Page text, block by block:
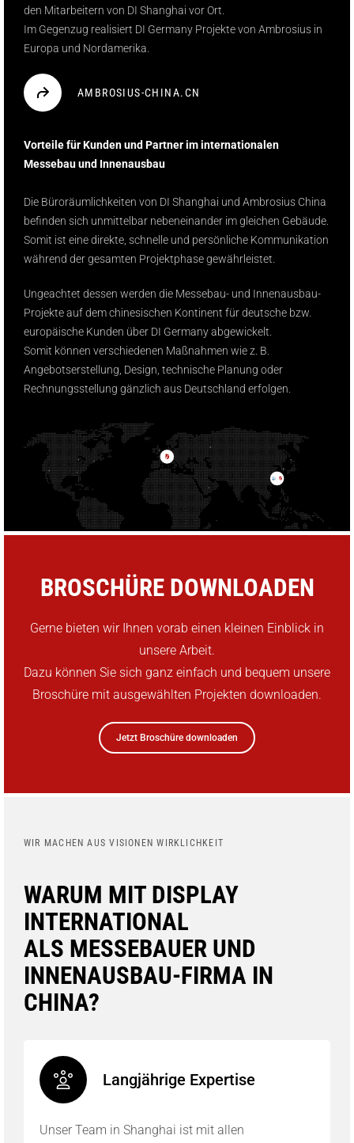
den Mitarbeitern von DI Shanghai vor Ort.
Im Gegenzug realisiert DI Germany Projekte von Ambrosius in
Europa und Nordamerika.
AMBROSIUS-CHINA.CN
Vorteile für Kunden und Partner im internationalen
Messebau und Innenausbau
Die Büroräumlichkeiten von DI Shanghai und Ambrosius China
befinden sich unmittelbar nebeneinander im gleichen Gebäude.
Somit ist eine direkte, schnelle und persönliche Kommunikation
während der gesamten Projektphase gewährleistet.
Ungeachtet dessen werden die Messebau- und Innenausbau-
Projekte auf dem chinesischen Kontinent für deutsche bzw.
europäische Kunden über DI Germany abgewickelt.
Somit können verschiedenen Maßnahmen wie z. B.
Angebotserstellung, Design, technische Planung oder
Rechnungsstellung gänzlich aus Deutschland erfolgen.
BROSCHÜRE DOWNLOADEN
Gerne bieten wir Ihnen vorab einen kleinen Einblick in
unsere Arbeit.
Dazu können Sie sich ganz einfach und bequem unsere
Broschüre mit ausgewählten Projekten downloaden.
Jetzt Broschüre downloaden
WIR MACHEN AUS VISIONEN WIRKLICHKEIT
WARUM MIT DISPLAY
INTERNATIONAL
ALS MESSEBAUER UND
INNENAUSBAU-FIRMA IN
CHINA?
Langjährige Expertise
Unser Team in Shanghai ist mit allen